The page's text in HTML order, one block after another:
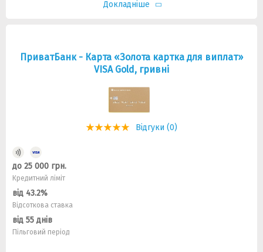
Докладніше
ПриватБанк - Карта «Золота картка для виплат»
VISA Gold, гривні
Відгуки (0)
до 25 000 грн.
Кредитний ліміт
від 43.2%
Відсоткова ставка
від 55 днів
Пільговий період